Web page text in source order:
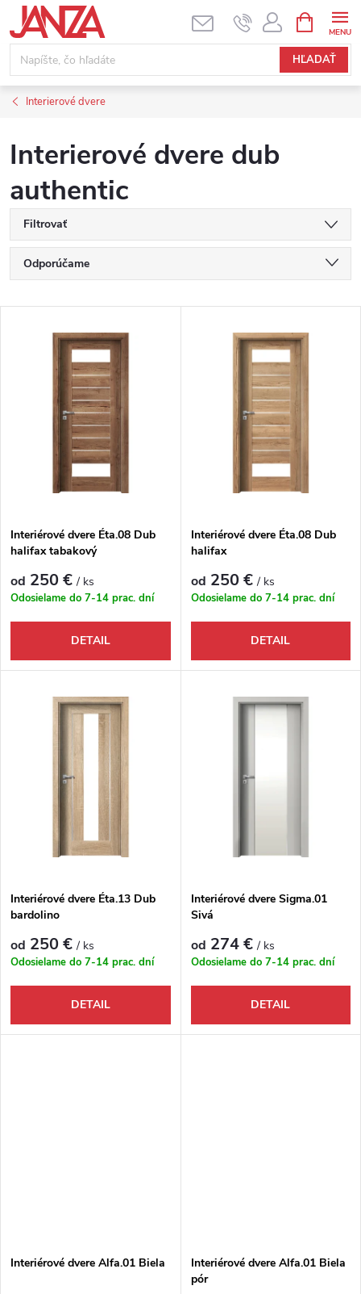
Prejsť na obsah
HĽADAŤ
Interierové dvere
Interierové dvere dub
authentic
Filtrovať
Radenie produktov
Odporúčame
Najpredávanejšie
Abecedne
Výpis produktov
Interiérové dvere Éta.08 Dub
halifax tabakový
od 250 €/ ks
Odosielame do 7-14 prac. dní
DETAIL
Interiérové dvere Éta.08 Dub
halifax
od 250 €/ ks
Odosielame do 7-14 prac. dní
DETAIL
Interiérové dvere Éta.13 Dub
bardolino
od 250 €/ ks
Odosielame do 7-14 prac. dní
DETAIL
Interiérové dvere Sigma.01
Sivá
od 274 €/ ks
Odosielame do 7-14 prac. dní
DETAIL
Interiérové dvere Alfa.01 Biela
Interiérové dvere Alfa.01 Biela
pór